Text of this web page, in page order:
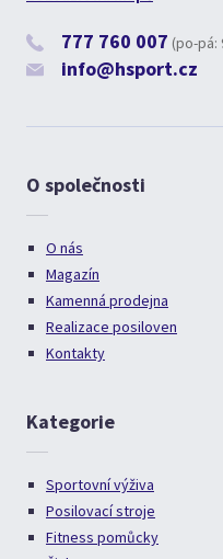
777 760 007 (po-pá:
info@hsport.cz
O společnosti
O nás
Magazín
Kamenná prodejna
Realizace posiloven
Kontakty
Kategorie
Sportovní výživa
Posilovací stroje
Fitness pomůcky